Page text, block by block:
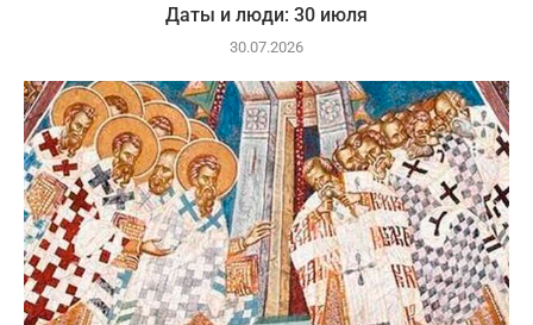
Даты и люди: 30 июля
30.07.2026